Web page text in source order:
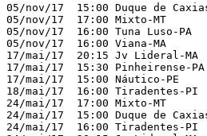
05/nov/17  15:00 Duque de
05/nov/17  17:00 Mixto-MT
05/nov/17  16:00 Tuna Luso-
05/nov/17  16:00 Viana-MA
17/mai/17  20:15 Jv Lideral-
17/mai/17  15:30
17/mai/17  15:00 Náutico-
18/mai/17  16:00 Tiradentes-
24/mai/17  17:00 Mixto-MT
24/mai/17  15:00 Duque de
24/mai/17  16:00